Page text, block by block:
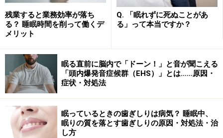
まず、不眠について見てみましょう。
⇒ １． 眠れない・寝つきが悪い・眠りが浅い >>
い。
※当サイトにおける医師・医療従事者等による情報の提供は、診
断・治療行為ではありません。診断・治療を必要とする方は、適
切な医療機関での受診をおすすめいたします。記事内容は執筆者
個人の見解によるものであり、全ての方への有効性を保証するも
のではありません。当サイトで提供する情報に基づいて被ったい
かなる損害についても、当社、各ガイド、その他当社と契約した
情報提供者は一切の責任を負いかねます。
免責事項
残業すると業務効率が落ち
る？ 睡眠時間を削って働くデ
メリット
Q. 「眠れずに死ぬことがあ
る」って本当ですか？
眠る直前に脳内で「ドーン！」と音が聞こえる
「頭内爆発音症候群（EHS）」とは……原因・
症状・対処法
眠っているときの歯ぎしりは病気？ 睡眠中、
眠りの質を落とす歯ぎしりの原因・対処法・治
し方